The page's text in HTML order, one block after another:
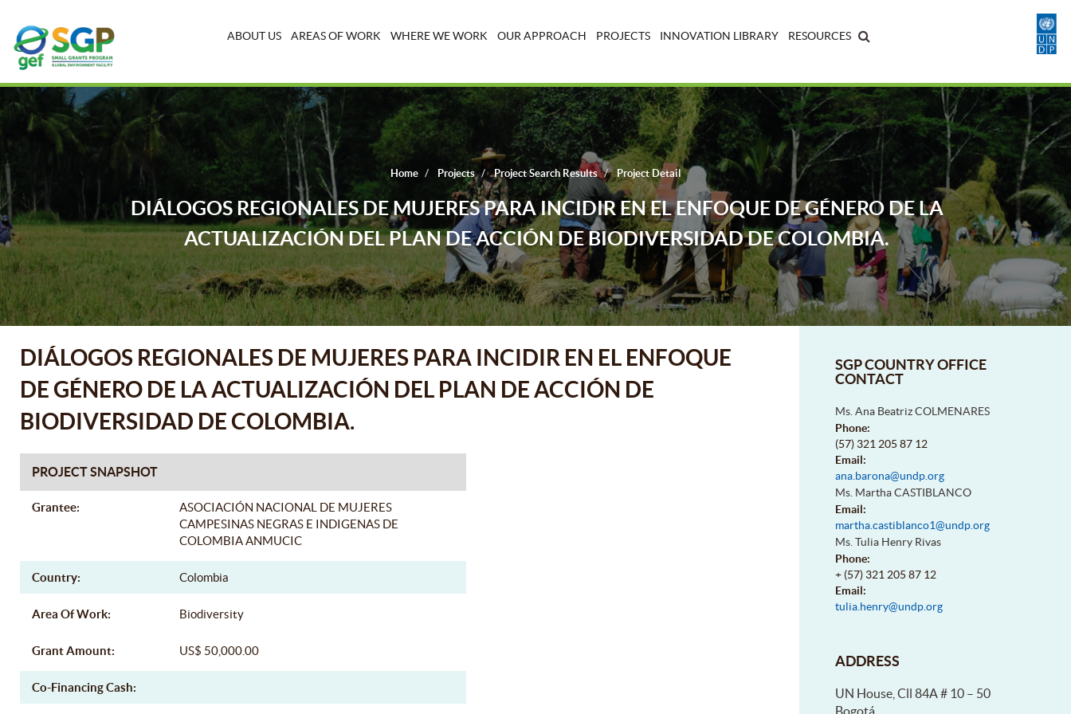
ABOUT US AREAS OF WORK WHERE WE WORK OUR APPROACH PROJECTS INNOVATION LIBRARY RESOURCES
Home Projects Project Search Results Project Detail
DIÁLOGOS REGIONALES DE MUJERES PARA INCIDIR EN EL ENFOQUE DE GÉNERO DE LA
ACTUALIZACIÓN DEL PLAN DE ACCIÓN DE BIODIVERSIDAD DE COLOMBIA.
DIÁLOGOS REGIONALES DE MUJERES PARA INCIDIR EN EL ENFOQUE
DE GÉNERO DE LA ACTUALIZACIÓN DEL PLAN DE ACCIÓN DE
BIODIVERSIDAD DE COLOMBIA.
PROJECT SNAPSHOT
Grantee:
ASOCIACIÓN NACIONAL DE MUJERES
CAMPESINAS NEGRAS E INDIGENAS DE
COLOMBIA ANMUCIC
Country: Colombia
Area Of Work: Biodiversity
Grant Amount: US$ 50,000.00
Co-Financing Cash:
SGP COUNTRY OFFICE
CONTACT
Ms. Ana Beatriz COLMENARES
Phone:
(57) 321 205 87 12
Email:
ana.barona@undp.org
Ms. Martha CASTIBLANCO
Email:
martha.castiblanco1@undp.org
Ms. Tulia Henry Rivas
Phone:
+ (57) 321 205 87 12
Email:
tulia.henry@undp.org
ADDRESS
UN House, Cll 84A # 10 – 50
Bogotá